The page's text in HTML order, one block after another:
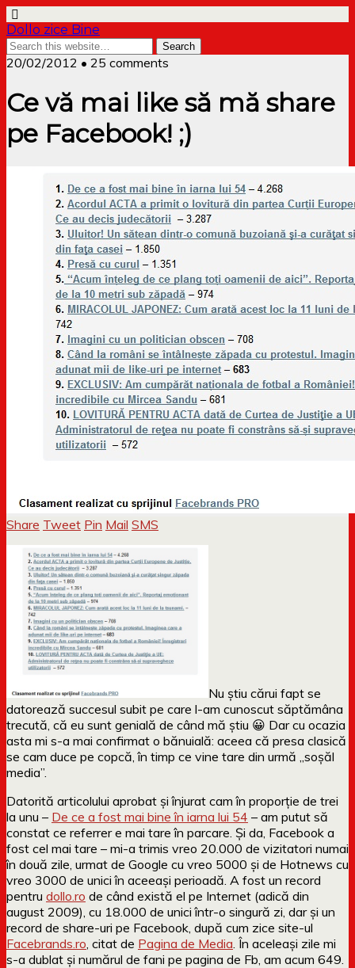
Dollo zice Bine
20/02/2012 • 25 comments
Ce vă mai like să mă share
pe Facebook! ;)
Share Tweet Pin Mail SMS
Nu știu cărui fapt se
datorează succesul subit pe care l-am cunoscut săptămâna
trecută, că eu sunt genială de când mă știu 😀 Dar cu ocazia
asta mi s-a mai confirmat o bănuială: aceea că presa clasică
se cam duce pe copcă, în timp ce vine tare din urmă „soșăl
media”.
Datorită articolului aprobat și înjurat cam în proporție de trei
la unu – De ce a fost mai bine în iarna lui 54 – am putut să
constat ce referrer e mai tare în parcare. Și da, Facebook a
fost cel mai tare – mi-a trimis vreo 20.000 de vizitatori numai
în două zile, urmat de Google cu vreo 5000 și de Hotnews cu
vreo 3000 de unici în aceeași perioadă. A fost un record
pentru dollo.ro de când există el pe Internet (adică din
august 2009), cu 18.000 de unici într-o singură zi, dar și un
record de share-uri pe Facebook, după cum zice site-ul
Facebrands.ro , citat de Pagina de Media . În aceleași zile mi
s-a dublat și numărul de fani pe pagina de Fb, am acum 649.